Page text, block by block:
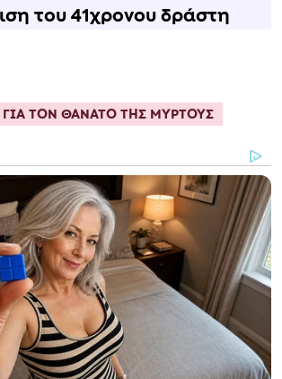
του 41χρονου δράστη
ΓΙΑ ΤΟΝ ΘΑΝΑΤΟ ΤΗΣ ΜΥΡΤΟΥΣ